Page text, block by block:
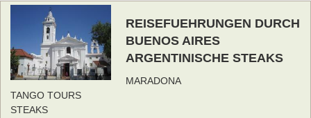
REISEFUEHRUNGEN DURCH
BUENOS AIRES
ARGENTINISCHE STEAKS
MARADONA
TANGO TOURS
STEAKS